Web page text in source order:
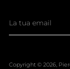
tua
email
Copyright © 2026,